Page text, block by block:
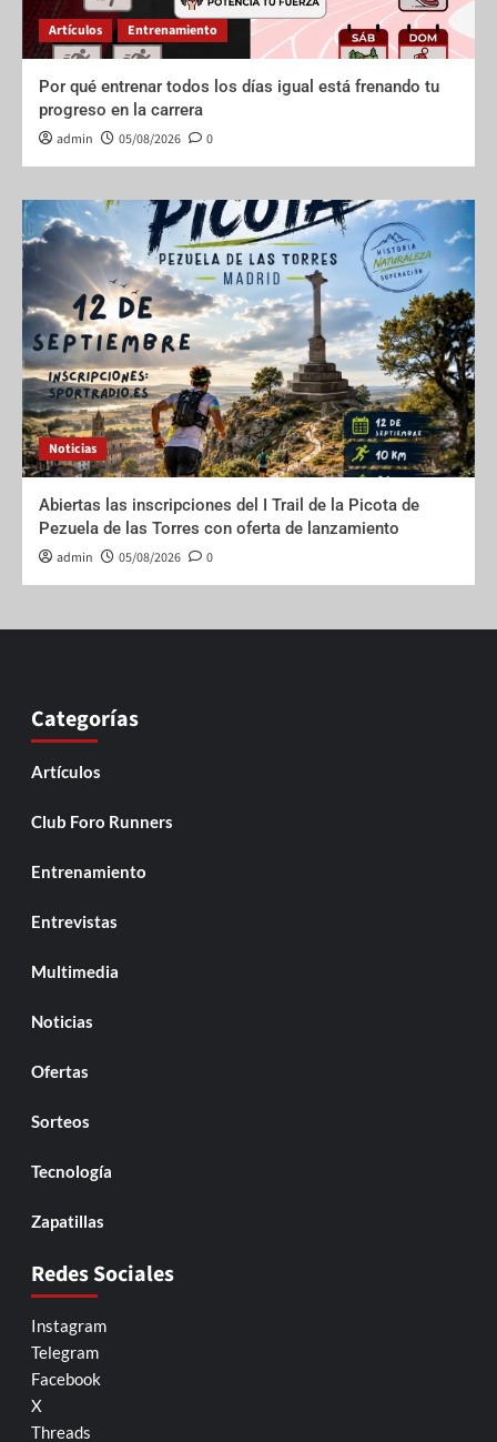
Artículos Entrenamiento
Por qué entrenar todos los días igual está frenando tu
progreso en la carrera
admin 05/08/2026 0
Noticias
Abiertas las inscripciones del I Trail de la Picota de
Pezuela de las Torres con oferta de lanzamiento
admin 05/08/2026 0
Categorías
Artículos
Club Foro Runners
Entrenamiento
Entrevistas
Multimedia
Noticias
Ofertas
Sorteos
Tecnología
Zapatillas
Redes Sociales
Instagram
Telegram
Facebook
X
Threads